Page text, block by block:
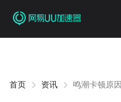
首页 资讯 鸣潮卡顿原